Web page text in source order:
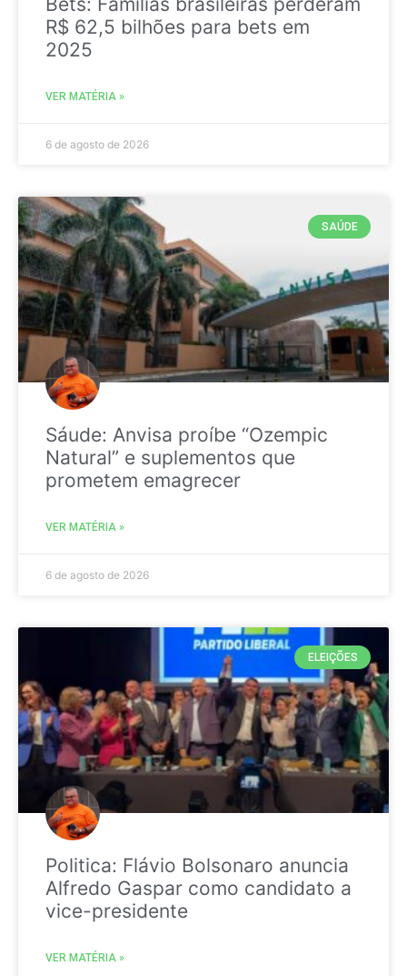
R$ 62,5 bilhões para bets em
2025
VER MATÉRIA »
6 de agosto de 2026
SAÚDE
Sáude: Anvisa proíbe “Ozempic
Natural” e suplementos que
prometem emagrecer
VER MATÉRIA »
6 de agosto de 2026
ELEIÇÕES
Politica: Flávio Bolsonaro anuncia
Alfredo Gaspar como candidato a
vice-presidente
VER MATÉRIA »